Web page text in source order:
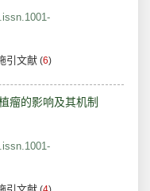
引文献 (6)
瘤的影响及其机制